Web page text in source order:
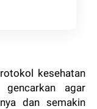
kesehatan
agar
dan semakin